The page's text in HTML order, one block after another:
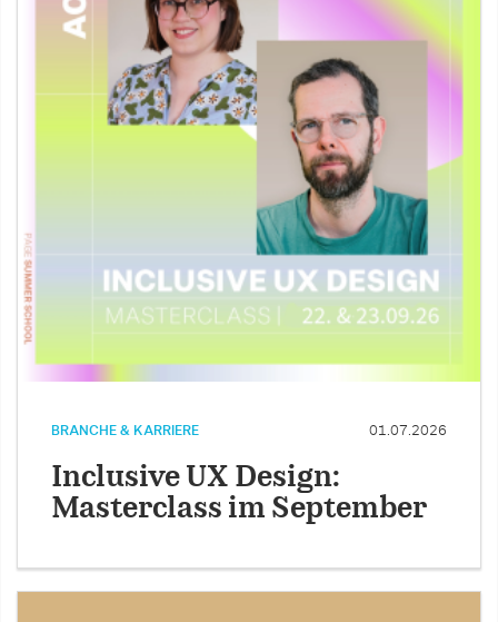
BRANCHE & KARRIERE 01.07.2026
Inclusive UX Design:
Masterclass im September